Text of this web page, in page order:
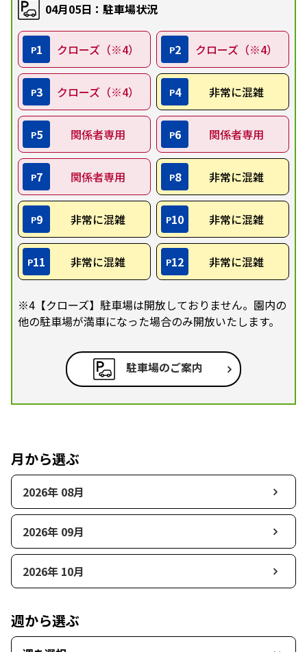
04月05日：駐車場状況
P1 クローズ（※4） P2 クローズ（※4）
P3 クローズ（※4） P4 非常に混雑
P5 関係者専用 P6 関係者専用
P7 関係者専用 P8 非常に混雑
P9 非常に混雑 P10 非常に混雑
P11 非常に混雑 P12 非常に混雑
※4【クローズ】駐車場は開放しておりません。園内の
他の駐車場が満車になった場合のみ開放いたします。
駐車場のご案内
月から選ぶ
2026年 08月
2026年 09月
2026年 10月
週から選ぶ